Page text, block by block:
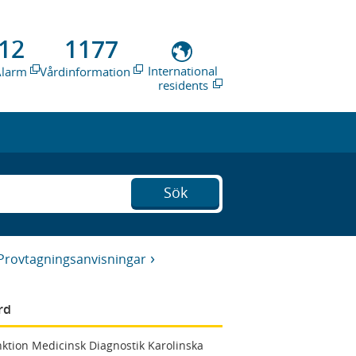
1177
Vårdinformation
International
residents
Sök
Medicinsk Diagnostik Karolinska